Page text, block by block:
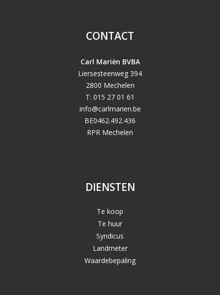
CONTACT
Carl Mariën BVBA
Liersesteenweg 394
2800 Mechelen
T: 015 27 01 61
info@carlmarien.be
BE0462.492.436
RPR Mechelen
DIENSTEN
Te koop
Te huur
Syndicus
Landmeter
Waardebepaling